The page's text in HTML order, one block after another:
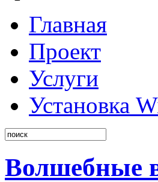
Главная
Проект
Услуги
Установка
Волшебные